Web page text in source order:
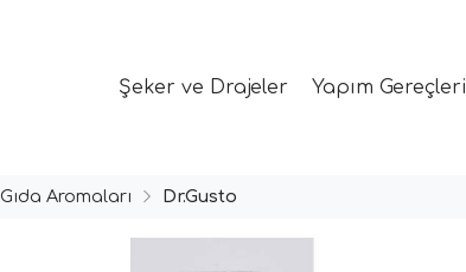
Şeker ve Drajeler Yapım Gereçleri
Gıda Aromaları Dr.Gusto